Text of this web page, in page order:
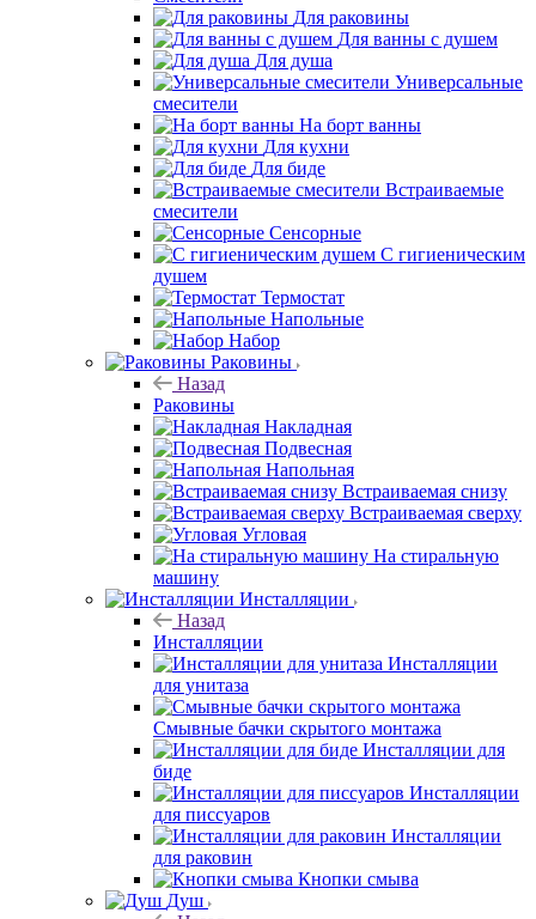
Для раковины
Для ванны с душем
Для душа
Универсальные
смесители
На борт ванны
Для кухни
Для биде
Встраиваемые
смесители
Сенсорные
С гигиеническим
душем
Термостат
Напольные
Набор
Раковины
Назад
Раковины
Накладная
Подвесная
Напольная
Встраиваемая снизу
Встраиваемая сверху
Угловая
На стиральную
машину
Инсталляции
Назад
Инсталляции
Инсталляции
для унитаза
Смывные бачки скрытого монтажа
Инсталляции для
биде
Инсталляции
для писсуаров
Инсталляции
для раковин
Кнопки смыва
Душ